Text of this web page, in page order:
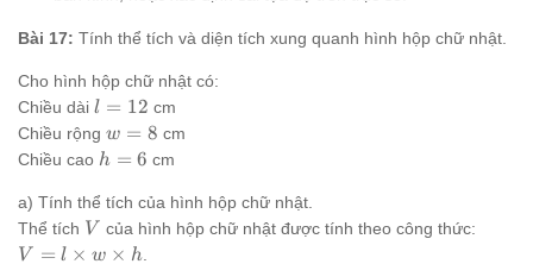
Bài 17: Tính thể tích và diện tích xung quanh hình hộp chữ nhật.
Cho hình hộp chữ nhật có:
Chiều dài l
=
12
l = 12 cm
Chiều rộng w
=
w = 8 cm
Chiều cao h
6
h = 6 cm
a) Tính thể tích của hình hộp chữ nhật.
Thể tích V
V của hình hộp chữ nhật được tính theo công thức:
V = l × w × h.